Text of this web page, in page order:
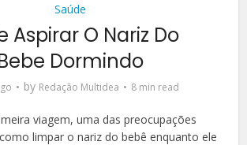
Saúde
Aspirar O Nariz Do
Dormindo
by Redação Multidea 8 min read
viagem, uma das preocupações
limpar o nariz do bebê enquanto ele